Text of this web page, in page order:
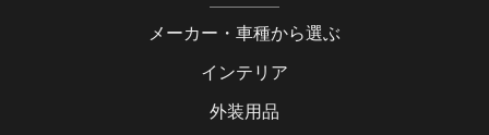
メーカー・車種から選ぶ
インテリア
外装用品